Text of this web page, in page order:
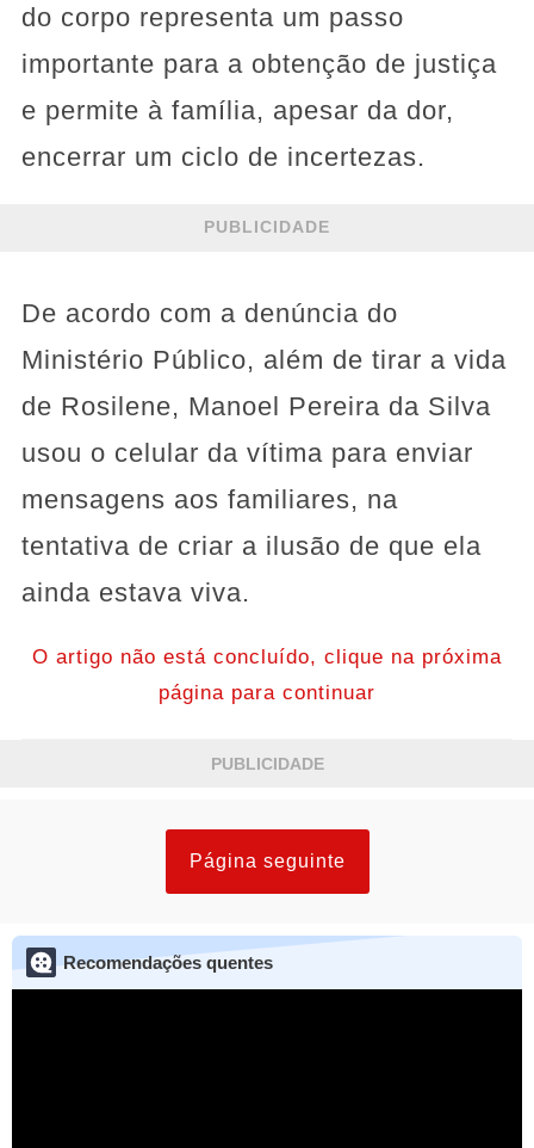
do corpo representa um passo
importante para a obtenção de justiça
e permite à família, apesar da dor,
encerrar um ciclo de incertezas.
PUBLICIDADE
De acordo com a denúncia do
Ministério Público, além de tirar a vida
de Rosilene, Manoel Pereira da Silva
usou o celular da vítima para enviar
mensagens aos familiares, na
tentativa de criar a ilusão de que ela
ainda estava viva.
O artigo não está concluído, clique na próxima
página para continuar
PUBLICIDADE
Página seguinte
Recomendações quentes